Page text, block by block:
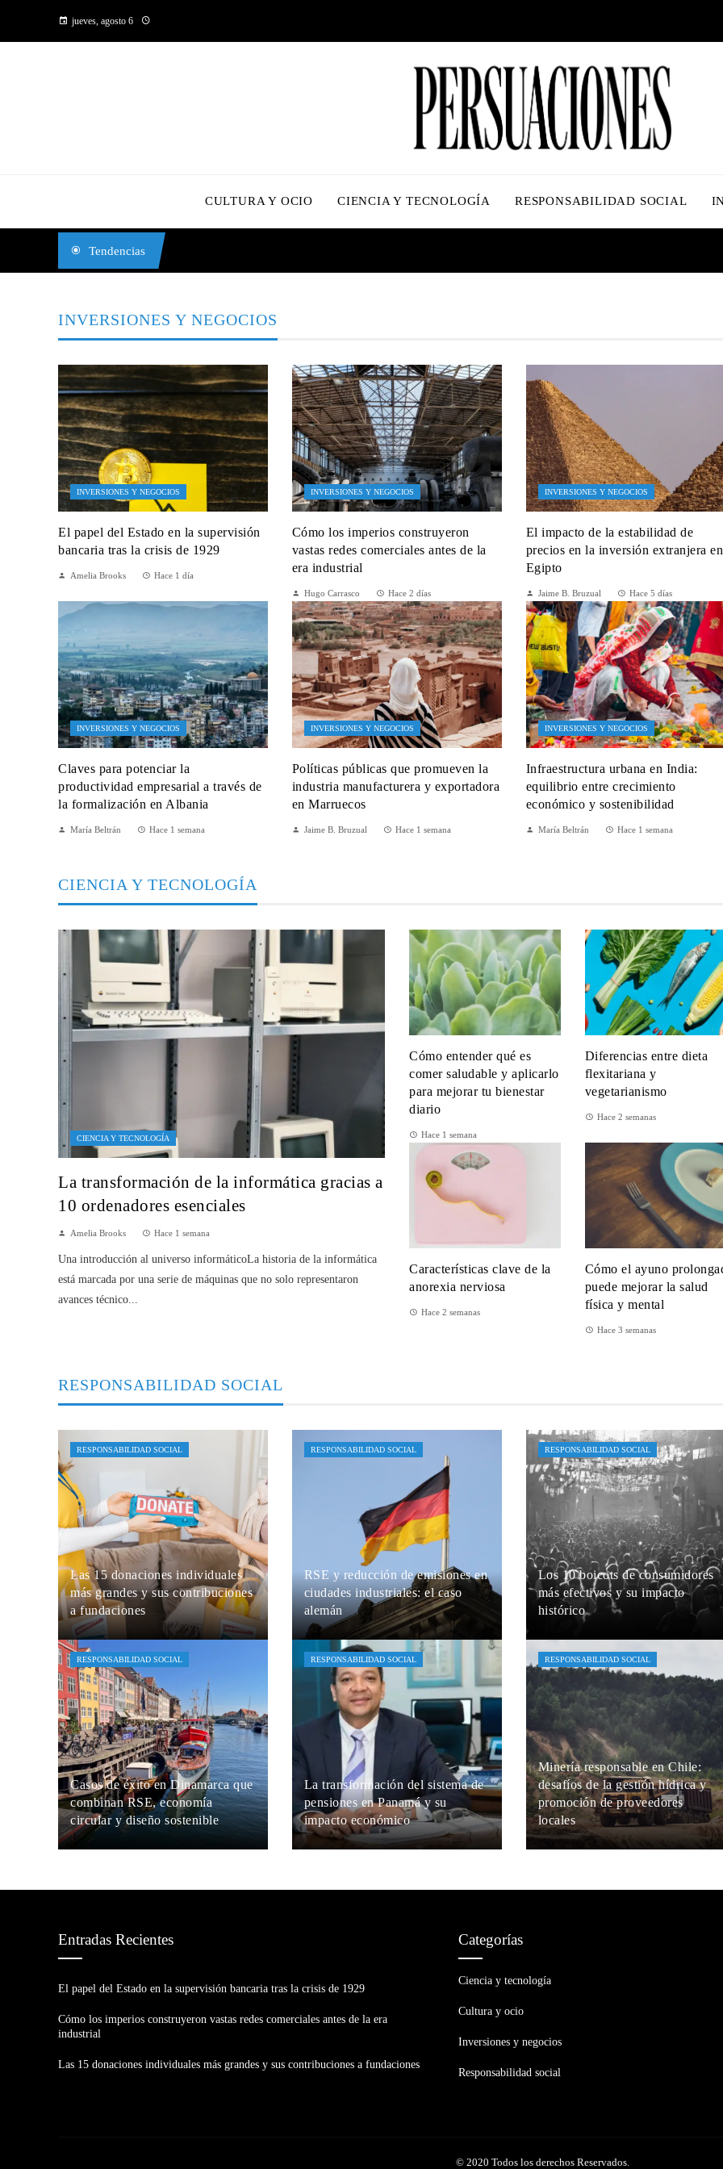
jueves, agosto 6
CULTURA Y OCIO CIENCIA Y TECNOLOGÍA RESPONSABILIDAD SOCIAL
Tendencias
INVERSIONES Y NEGOCIOS
INVERSIONES Y NEGOCIOS
El papel del Estado en la supervisión
bancaria tras la crisis de 1929
Amelia Brooks Hace 1 día
INVERSIONES Y NEGOCIOS
Cómo los imperios construyeron
vastas redes comerciales antes de la
era industrial
Hugo Carrasco Hace 2 días
INVERSIONES Y NEGOCIOS
El impacto de la estabilidad de
precios en la inversión extranjera en
Egipto
Jaime B. Bruzual Hace 5 días
INVERSIONES Y NEGOCIOS
Claves para potenciar la
productividad empresarial a través de
la formalización en Albania
María Beltrán Hace 1 semana
INVERSIONES Y NEGOCIOS
Políticas públicas que promueven la
industria manufacturera y exportadora
en Marruecos
Jaime B. Bruzual Hace 1 semana
INVERSIONES Y NEGOCIOS
Infraestructura urbana en India:
equilibrio entre crecimiento
económico y sostenibilidad
María Beltrán Hace 1 semana
CIENCIA Y TECNOLOGÍA
CIENCIA Y TECNOLOGÍA
La transformación de la informática gracias a
10 ordenadores esenciales
Amelia Brooks Hace 1 semana
Una introducción al universo informáticoLa historia de la informática
está marcada por una serie de máquinas que no solo representaron
avances técnico...
Cómo entender qué es
comer saludable y aplicarlo
para mejorar tu bienestar
diario
Hace 1 semana
Diferencias entre dieta
flexitariana y
vegetarianismo
Hace 2 semanas
Características clave de la
anorexia nerviosa
Hace 2 semanas
Cómo el ayuno
puede mejorar la salud
física y mental
Hace 3 semanas
RESPONSABILIDAD SOCIAL
Las 15 donaciones individuales
más grandes y sus contribuciones
a fundaciones
Jaime B. Bruzual
RESPONSABILIDAD SOCIAL
RSE y reducción de emisiones en
ciudades industriales: el caso
alemán
Hace 6 días
RESPONSABILIDAD SOCIAL
Los 10 boicots de consumidores
más efectivos y su impacto
histórico
RESPONSABILIDAD SOCIAL
Casos de éxito en Dinamarca que
combinan RSE, economía
circular y diseño sostenible
RESPONSABILIDAD SOCIAL
La transformación del sistema de
pensiones en Panamá y su
impacto económico
María Beltrán
RESPONSABILIDAD SOCIAL
Minería responsable en Chile:
desafíos de la gestión hídrica y
promoción de proveedores
locales
RESPONSABILIDAD SOCIAL
Entradas Recientes
El papel del Estado en la supervisión bancaria tras la crisis de 1929
Cómo los imperios construyeron vastas redes comerciales antes de la era
industrial
Las 15 donaciones individuales más grandes y sus contribuciones a fundaciones
Categorías
Ciencia y tecnología
Cultura y ocio
Inversiones y negocios
Responsabilidad social
© 2020 Todos los derechos Reservados.